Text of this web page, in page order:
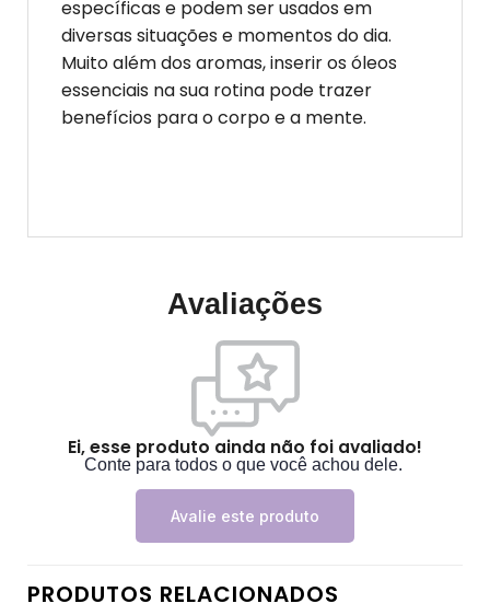
específicas e podem ser usados em
diversas situações e momentos do dia.
Muito além dos aromas, inserir os óleos
essenciais na sua rotina pode trazer
benefícios para o corpo e a mente.
Avaliações
Ei, esse produto ainda não foi avaliado!
Conte para todos o que você achou dele.
Avalie este produto
PRODUTOS RELACIONADOS